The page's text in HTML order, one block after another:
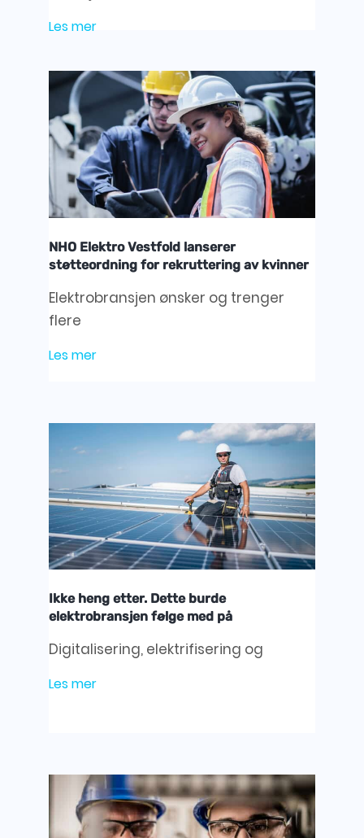
Les mer
NHO Elektro Vestfold lanserer
støtteordning for rekruttering av kvinner
Elektrobransjen ønsker og trenger
flere
Les mer
Ikke heng etter. Dette burde
elektrobransjen følge med på
Digitalisering, elektrifisering og
Les mer